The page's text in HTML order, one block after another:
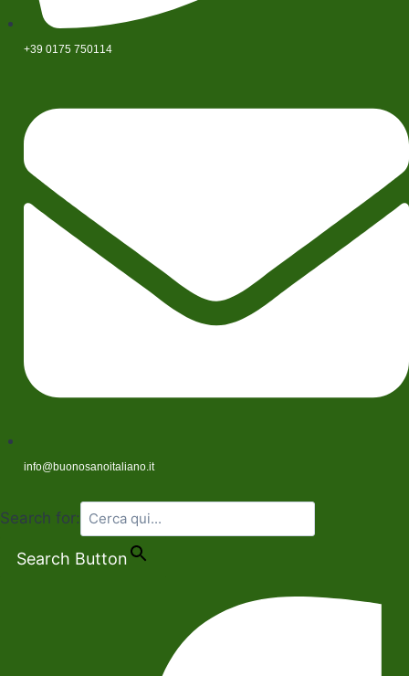
+39 0175 750114
info@buonosanoitaliano.it
Search for:
Search Button